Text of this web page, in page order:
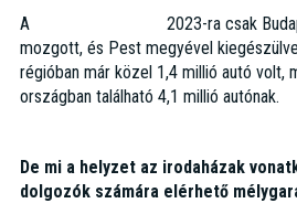
A
2023-ra csak
mozgott, és Pest megyével
régióban már közel 1,4 millió autó volt,
országban található 4,1 millió autónak.
De mi a helyzet az irodaházak
dolgozók számára elérhető